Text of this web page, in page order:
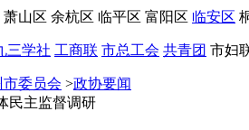
萧山区 余杭区 临平区 富阳区 临安区
三学社 工商联 市总工会 共青团 市妇
委员会 >政协要闻
民主监督调研